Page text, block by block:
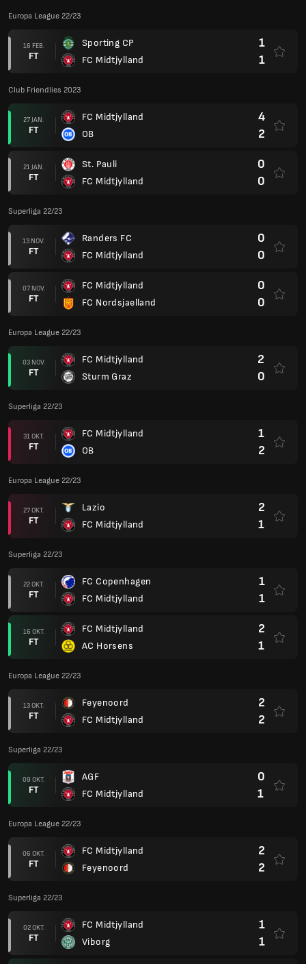
Europa League 22/23
16 FEB.
FT
Sporting CP
FC Midtjylland
1
1
Club Friendlies 2023
27 JAN.
FT
FC Midtjylland
OB
4
2
21 JAN.
FT
St. Pauli
FC Midtjylland
0
0
Superliga 22/23
13 NOV.
FT
Randers FC
FC Midtjylland
0
0
07 NOV.
FT
FC Midtjylland
FC Nordsjaelland
0
0
Europa League 22/23
03 NOV.
FT
FC Midtjylland
Sturm Graz
2
0
Superliga 22/23
31 OKT.
FT
FC Midtjylland
OB
1
2
Europa League 22/23
27 OKT.
FT
Lazio
FC Midtjylland
2
1
Superliga 22/23
22 OKT.
FT
FC Copenhagen
FC Midtjylland
1
1
16 OKT.
FT
FC Midtjylland
AC Horsens
2
1
Europa League 22/23
13 OKT.
FT
Feyenoord
FC Midtjylland
2
2
Superliga 22/23
09 OKT.
FT
AGF
FC Midtjylland
0
1
Europa League 22/23
06 OKT.
FT
FC Midtjylland
Feyenoord
2
2
Superliga 22/23
02 OKT.
FT
FC Midtjylland
Viborg
1
1